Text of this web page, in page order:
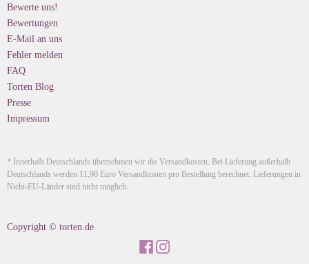
Bewerte uns!
Bewertungen
E-Mail an uns
Fehler melden
FAQ
Torten Blog
Presse
Impressum
* Innerhalb Deutschlands übernehmen wir die Versandkosten. Bei Lieferung außerhalb
Deutschlands werden 11,90 Euro Versandkosten pro Bestellung berechnet. Lieferungen in
Nicht-EU-Länder sind nicht möglich.
Copyright © torten.de